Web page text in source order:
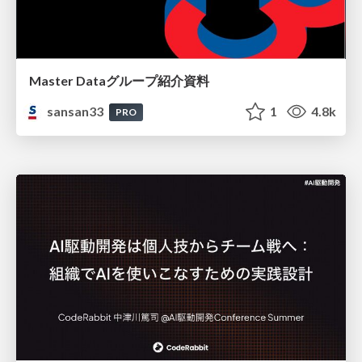
Master Dataグループ紹介資料
sansan33
PRO 1 4.8k